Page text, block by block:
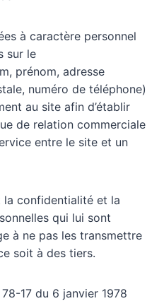
à caractère personnel
sur le
prénom, adresse
numéro de téléphone)
au site afin d’établir
de relation commerciale
entre le site et un
la confidentialité et la
qui lui sont
à ne pas les transmettre
soit à des tiers.
17 du 6 janvier 1978